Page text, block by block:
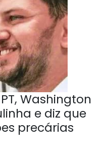
Washington
e diz que
precárias